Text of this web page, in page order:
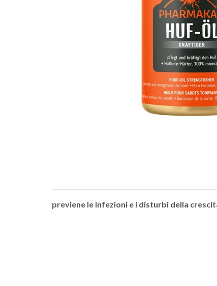
previene le infezioni e i disturbi della